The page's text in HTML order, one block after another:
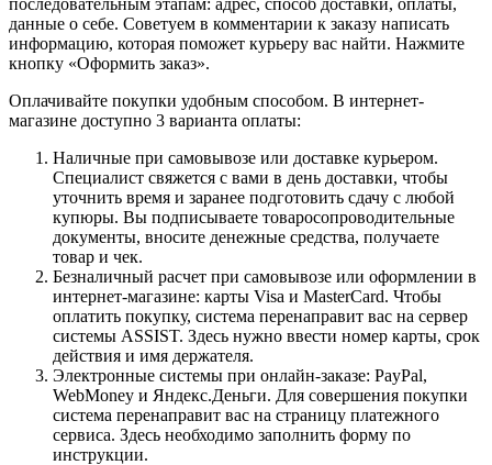
данные о себе. Советуем в комментарии к заказу написать
информацию, которая поможет курьеру вас найти. Нажмите
кнопку «Оформить заказ».
Оплачивайте покупки удобным способом. В интернет-
магазине доступно 3 варианта оплаты:
Наличные при самовывозе или доставке курьером.
Специалист свяжется с вами в день доставки, чтобы
уточнить время и заранее подготовить сдачу с любой
купюры. Вы подписываете товаросопроводительные
документы, вносите денежные средства, получаете
товар и чек.
Безналичный расчет при самовывозе или оформлении в
интернет-магазине: карты Visa и MasterCard. Чтобы
оплатить покупку, система перенаправит вас на сервер
системы ASSIST. Здесь нужно ввести номер карты, срок
действия и имя держателя.
Электронные системы при онлайн-заказе: PayPal,
WebMoney и Яндекс.Деньги. Для совершения покупки
система перенаправит вас на страницу платежного
сервиса. Здесь необходимо заполнить форму по
инструкции.